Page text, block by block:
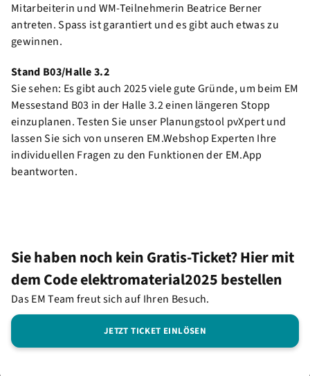
Mitarbeiterin und WM-Teilnehmerin Beatrice Berner
antreten. Spass ist garantiert und es gibt auch etwas zu
gewinnen.
Stand B03/Halle 3.2
Sie sehen: Es gibt auch 2025 viele gute Gründe, um beim EM
Messestand B03 in der Halle 3.2 einen längeren Stopp
einzuplanen. Testen Sie unser Planungstool pvXpert und
lassen Sie sich von unseren EM.Webshop Experten Ihre
individuellen Fragen zu den Funktionen der EM.App
beantworten.
Sie haben noch kein Gratis-Ticket? Hier mit
dem Code elektromaterial2025 bestellen
Das EM Team freut sich auf Ihren Besuch.
JETZT TICKET EINLÖSEN